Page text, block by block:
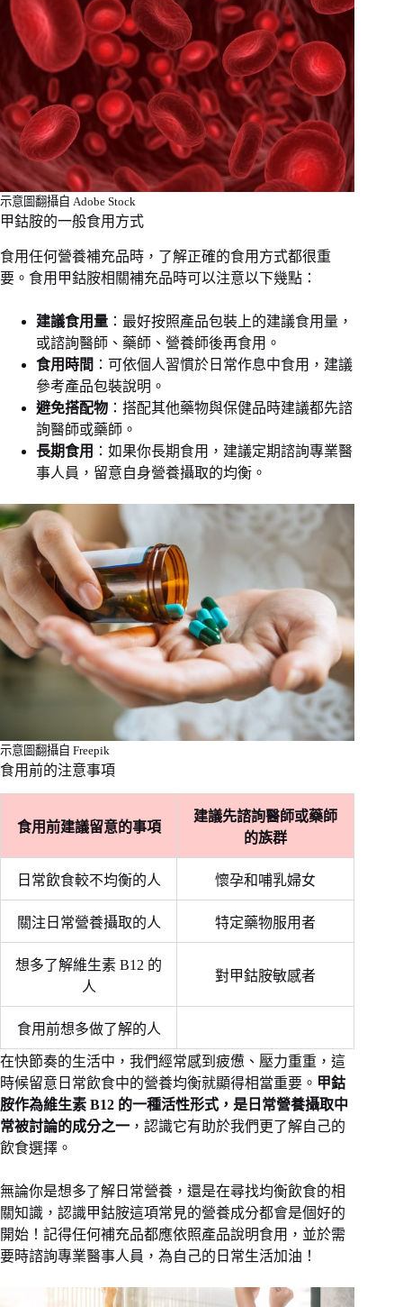
示意圖翻攝自 Adobe Stock
甲鈷胺的一般食用方式
食用任何營養補充品時，了解正確的食用方式都很重
要。食用甲鈷胺相關補充品時可以注意以下幾點：
建議食用量 ：最好按照產品包裝上的建議食用量，
或諮詢醫師、藥師、營養師後再食用。
食用時間 ：可依個人習慣於日常作息中食用，建議
參考產品包裝說明。
避免搭配物 ：搭配其他藥物與保健品時建議都先諮
詢醫師或藥師。
長期食用 ：如果你長期食用，建議定期諮詢專業醫
事人員，留意自身營養攝取的均衡。
示意圖翻攝自 Freepik
食用前的注意事項
食用前建議留意的事項
建議先諮詢醫師或藥師
的族群
日常飲食較不均衡的人 懷孕和哺乳婦女
關注日常營養攝取的人 特定藥物服用者
想多了解維生素 B12 的
人
對甲鈷胺敏感者
食用前想多做了解的人
在快節奏的生活中，我們經常感到疲憊、壓力重重，這
時候留意日常飲食中的營養均衡就顯得相當重要。 甲鈷
胺作為維生素 B12 的一種活性形式，是日常營養攝取中
常被討論的成分之一 ，認識它有助於我們更了解自己的
飲食選擇。
無論你是想多了解日常營養，還是在尋找均衡飲食的相
關知識，認識甲鈷胺這項常見的營養成分都會是個好的
開始！記得任何補充品都應依照產品說明食用，並於需
要時諮詢專業醫事人員，為自己的日常生活加油！